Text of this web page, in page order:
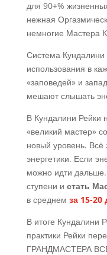
для 90+%
нежная
немногие Мастера
Система Кундалини
использования в
«заповедей» и
мешают слышать
В Кундалини Рейки
«великий мастер»
новый уровень. Всё
энергетики. Если
можно идти
ступени и стать
в среднем за 15-20
В итоге Кундалини
практики Рейки
ГРАНДМАСТЕРА